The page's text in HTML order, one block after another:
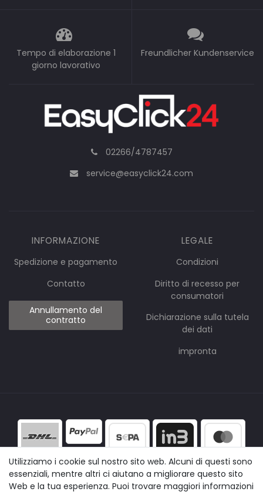
Tempo di elaborazione 1
giorno lavorativo
Freundlicher Kundenservice
02266/4787457
service@easyclick24.com
INFORMAZIONE
Spedizione e pagamento
Contatto
Annullamento del
contratto
LEGALE
Condizioni
Diritto di recesso per
consumatori
Dichiarazione sulla tutela
dei dati
impronta
Utilizziamo i cookie sul nostro sito web. Alcuni di questi sono
essenziali, mentre altri ci aiutano a migliorare questo sito
Web e la tua esperienza. Puoi trovare maggiori informazioni